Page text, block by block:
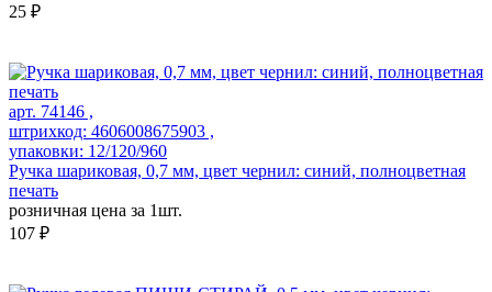
25 ₽
арт. 74146 ,
штрихкод: 4606008675903 ,
упаковки: 12/120/960
Ручка шариковая, 0,7 мм, цвет чернил: синий, полноцветная
печать
розничная цена за 1шт.
107 ₽